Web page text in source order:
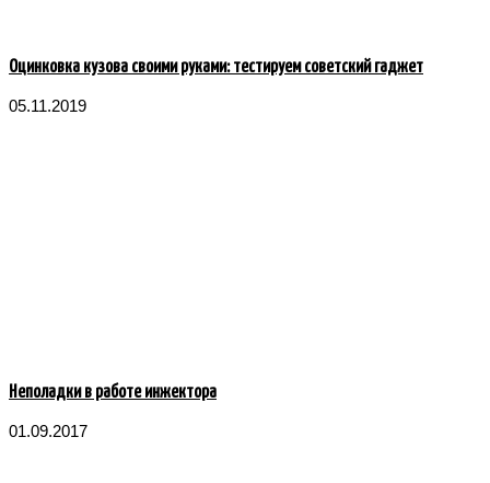
Оцинковка кузова своими руками: тестируем советский гаджет
05.11.2019
Неполадки в работе инжектора
01.09.2017